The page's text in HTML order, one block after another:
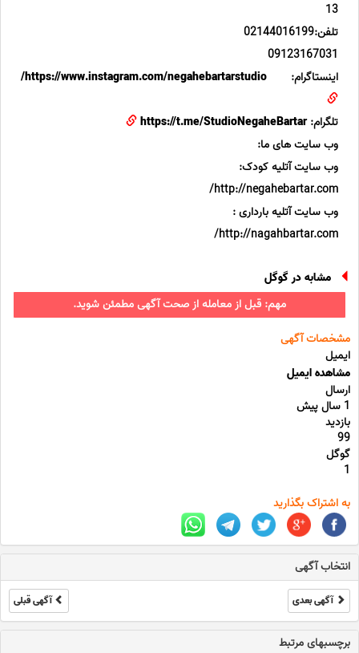
13
تلفن:02144016199
09123167031
اینستاگرام: https://www.instagram.com/negahebartarstudio/
تلگرام:https://t.me/StudioNegaheBartar
وب سایت های ما:
وب سایت آتلیه کودک:
وب سایت آتلیه بارداری :
مشابه در گوگل
مهم: قبل از معامله از صحت آگهی مطمئن شوید.
مشخصات آگهی
ایمیل
مشاهده ایمیل
ارسال
1 سال پیش
بازدید
99
گوگل
1
به اشتراک بگذارید
انتخاب آگهی
آگهی بعدی آگهی قبلی
برچسبهای مرتبط